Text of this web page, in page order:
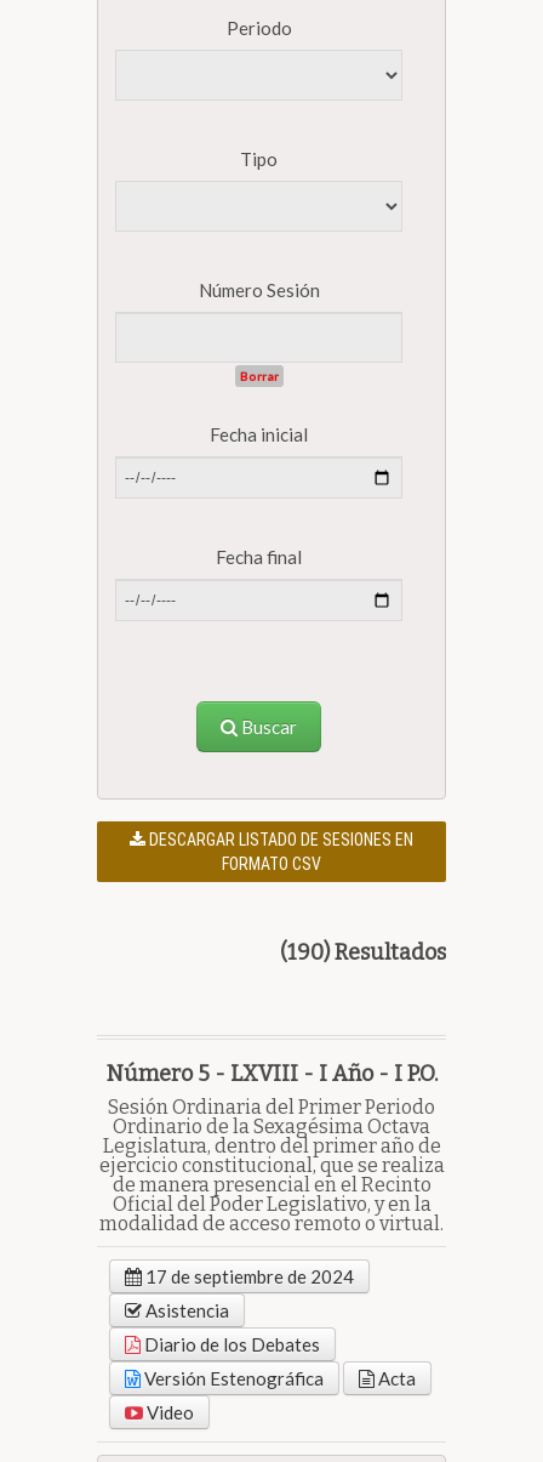
Periodo
Tipo
Número Sesión
Borrar
Fecha inicial
Fecha final
Buscar
DESCARGAR LISTADO DE SESIONES EN
FORMATO CSV
(190) Resultados
Número 5 - LXVIII - I Año - I P.O.
Sesión Ordinaria del Primer Periodo
Ordinario de la Sexagésima Octava
Legislatura, dentro del primer año de
ejercicio constitucional, que se realiza
de manera presencial en el Recinto
Oficial del Poder Legislativo, y en la
modalidad de acceso remoto o virtual.
17 de septiembre de 2024
Asistencia
Diario de los Debates
Versión Estenográfica
Acta
Video